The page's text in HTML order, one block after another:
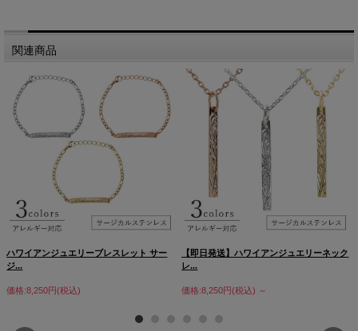
関連商品
ハワイアンジュエリーブレスレット サー
ジ...
価格:8,250円(税込)
【即日発送】ハワイアンジュエリーネック
レ...
価格:8,250円(税込) ～